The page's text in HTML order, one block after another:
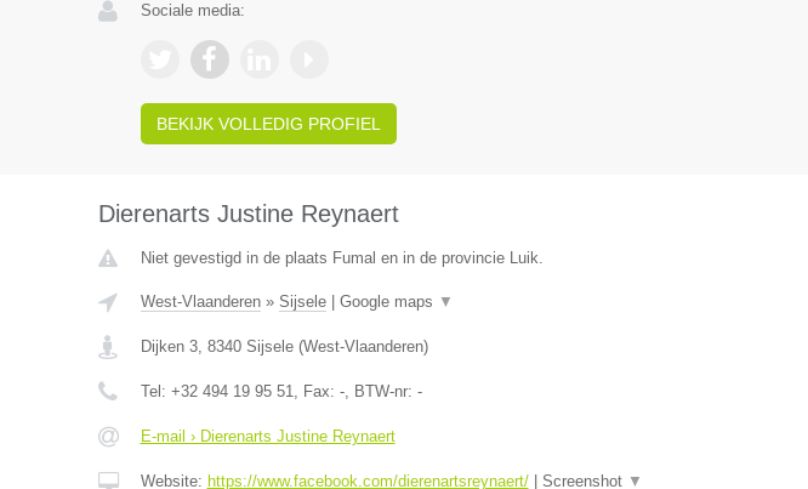
Sociale media:
BEKIJK VOLLEDIG PROFIEL
Dierenarts Justine Reynaert
Niet gevestigd in de plaats Fumal en in de provincie Luik.
West-Vlaanderen» Sijsele| Google maps ▼
Dijken 3, 8340 Sijsele(West-Vlaanderen)
Tel: +32 494 19 95 51, Fax: -, BTW-nr: -
E-mail › Dierenarts Justine Reynaert
Website: https://www.facebook.com/dierenartsreynaert/| Screenshot ▼